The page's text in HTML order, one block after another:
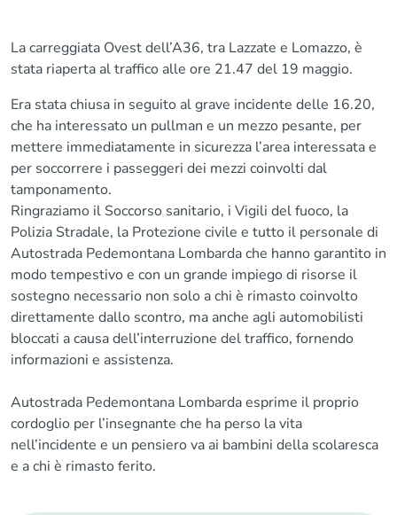
La carreggiata Ovest dell’A36, tra Lazzate e Lomazzo, è
stata riaperta al traffico alle ore 21.47 del 19 maggio.
Era stata chiusa in seguito al grave incidente delle 16.20,
che ha interessato un pullman e un mezzo pesante, per
mettere immediatamente in sicurezza l’area interessata e
per soccorrere i passeggeri dei mezzi coinvolti dal
tamponamento.
Ringraziamo il Soccorso sanitario, i Vigili del fuoco, la
Polizia Stradale, la Protezione civile e tutto il personale di
Autostrada Pedemontana Lombarda che hanno garantito in
modo tempestivo e con un grande impiego di risorse il
sostegno necessario non solo a chi è rimasto coinvolto
direttamente dallo scontro, ma anche agli automobilisti
bloccati a causa dell’interruzione del traffico, fornendo
informazioni e assistenza.
Autostrada Pedemontana Lombarda esprime il proprio
cordoglio per l’insegnante che ha perso la vita
nell’incidente e un pensiero va ai bambini della scolaresca
e a chi è rimasto ferito.